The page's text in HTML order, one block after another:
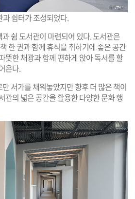
쉼터가 조성되었다.
쉼 도서관이 마련되어 있다. 도서관은
한 권과 함께 휴식을 취하기에 좋은 공간
뜻한 채광과 함께 편하게 앉아 독서를 할
온다.
서가를 채워놓았지만 향후 더 많은 책이
관의 넓은 공간을 활용한 다양한 문화 행